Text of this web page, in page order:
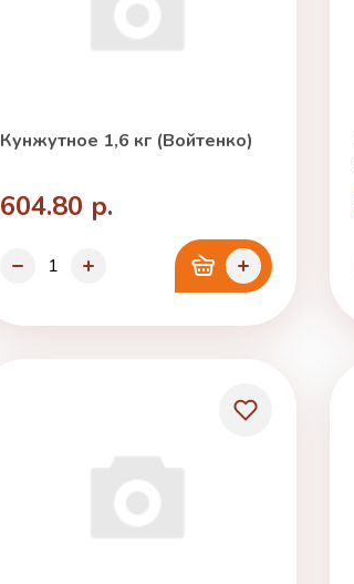
Кунжутное 1,6 кг (Войтенко)
604.80 р.